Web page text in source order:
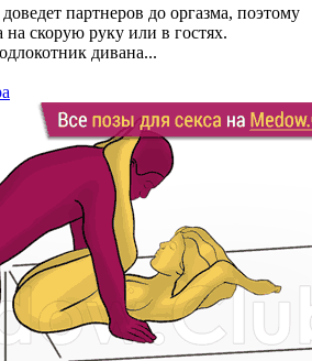
партнеров до оргазма, поэтому
на скорую руку или в гостях.
дивана...